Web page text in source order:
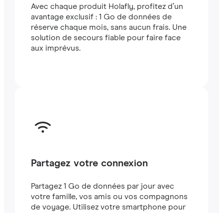
Avec chaque produit Holafly, profitez d’un
avantage exclusif : 1 Go de données de
réserve chaque mois, sans aucun frais. Une
solution de secours fiable pour faire face
aux imprévus.
Partagez votre connexion
Partagez 1 Go de données par jour avec
votre famille, vos amis ou vos compagnons
de voyage. Utilisez votre smartphone pour